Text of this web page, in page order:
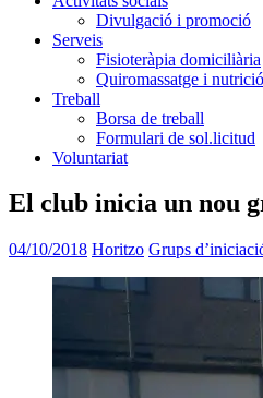
Divulgació i promoció
Serveis
Fisioteràpia domiciliària
Quiromassatge i nutrició
Treball
Borsa de treball
Formulari de sol.licitud
Voluntariat
El club inicia un nou
04/10/2018 Horitzo Grups